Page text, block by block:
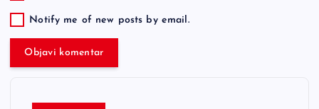
Notify me of new posts by email.